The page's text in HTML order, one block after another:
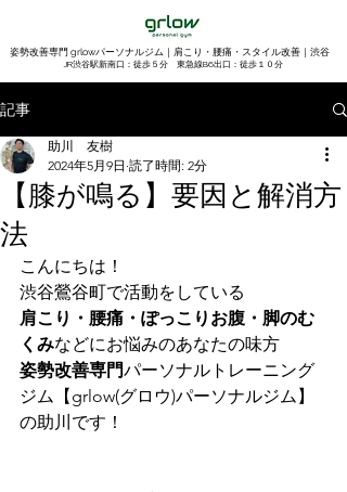
姿勢改善専門 grlowパーソナルジム｜肩こり・腰痛・スタイル改善｜渋谷
​JR渋谷駅新南口：徒歩５分 東急線B6出口：徒歩１０分
記事
【膝が鳴る】要因と解消方
法
助川 友樹
2024年5月9日 読了時間: 2分
こんにちは！
渋谷鶯谷町で活動をしている
肩こり・腰痛・ぽっこりお腹・脚のむ
くみなどにお悩みのあなたの味方
姿勢改善専門パーソナルトレーニング
ジム【grlow(グロウ)パーソナルジム】
の助川です！